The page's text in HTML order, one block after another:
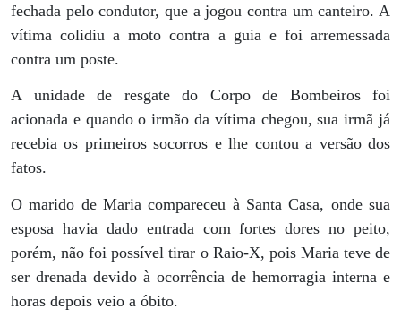
fechada pelo condutor, que a jogou contra um canteiro. A
vítima colidiu a moto contra a guia e foi arremessada
contra um poste.
A unidade de resgate do Corpo de Bombeiros foi
acionada e quando o irmão da vítima chegou, sua irmã já
recebia os primeiros socorros e lhe contou a versão dos
fatos.
O marido de Maria compareceu à Santa Casa, onde sua
esposa havia dado entrada com fortes dores no peito,
porém, não foi possível tirar o Raio-X, pois Maria teve de
ser drenada devido à ocorrência de hemorragia interna e
horas depois veio a óbito.